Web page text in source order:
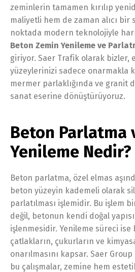
zeminlerin tamamen kırılıp
maliyetli hem de zaman alıcı bir
noktada modern teknolojiyle
Beton Zemin Yenileme ve
giriyor. Saer Trafik olarak bizler,
yüzeylerinizi sadece onarmakla
mermer parlaklığında ve granit
sanat eserine dönüştürüyoruz.
Beton Parlatma
Yenileme Nedir?
Beton parlatma, özel elmas
beton yüzeyin kademeli olarak
parlatılması işlemidir. Bu işlem
değil, betonun kendi doğal
işlenmesidir. Yenileme süreci
çatlakların, çukurların ve
onarılmasını kapsar. Saer
bu çalışmalar, zemine hem